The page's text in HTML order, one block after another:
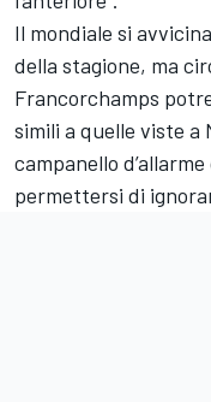
Il mondiale si
della stagione, ma
Francorchamps
simili a quelle viste a
campanello
permettersi di